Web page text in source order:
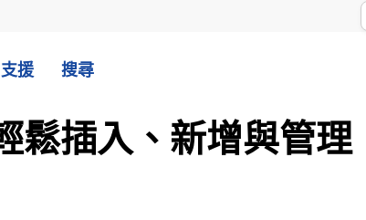
支援 搜尋
鬆插入、新增與管理